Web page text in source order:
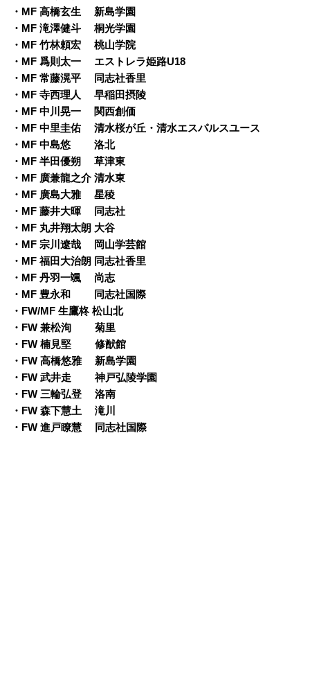
・MF 高橋玄生 新島学園
・MF 滝澤健斗 桐光学園
・MF 竹林頼宏 桃山学院
・MF 爲則太一 エストレラ姫路U18
・MF 常藤滉平 同志社香里
・MF 寺西理人 早稲田摂陵
・MF 中川晃一 関西創価
・MF 中里圭佑 清水桜が丘・清水エスパルスユース
・MF 中島悠 洛北
・MF 半田優朔 草津東
・MF 廣兼龍之介 清水東
・MF 廣島大雅 星稜
・MF 藤井大暉 同志社
・MF 丸井翔太朗 大谷
・MF 宗川遼哉 岡山学芸館
・MF 福田大治朗 同志社香里
・MF 丹羽一颯 尚志
・MF 豊永和 同志社国際
・FW/MF 生鷹柊 松山北
・FW 兼松洵 菊里
・FW 楠見堅 修猷館
・FW 高橋悠雅 新島学園
・FW 武井走 神戸弘陵学園
・FW 三輪弘登 洛南
・FW 森下慧土 滝川
・FW 進戸瞭慧 同志社国際